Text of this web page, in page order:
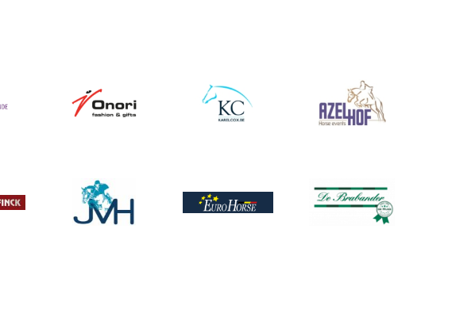
Afbeelding Afbeelding Afbeelding
Afbeelding
Afbeelding
Afbeelding